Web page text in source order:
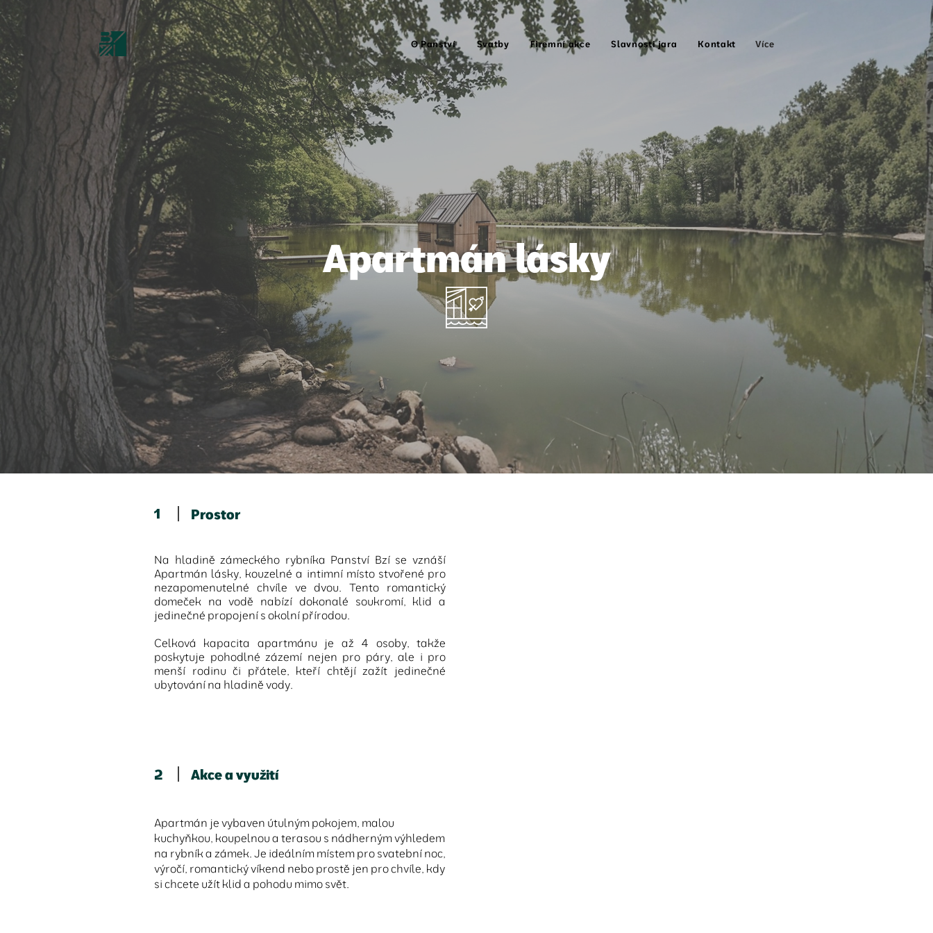
O Panství Svatby Firemní akce Slavnosti jara Kontakt Více
Apartmán lásky
1 Prostor
Na hladině zámeckého rybníka Panství Bzí se vznáší
Apartmán lásky, kouzelné a intimní místo stvořené pro
nezapomenutelné chvíle ve dvou. Tento romantický
domeček na vodě nabízí dokonalé soukromí, klid a
jedinečné propojení s okolní přírodou.
Celková kapacita apartmánu je až 4 osoby, takže
poskytuje pohodlné zázemí nejen pro páry, ale i pro
menší rodinu či přátele, kteří chtějí zažít jedinečné
ubytování na hladině vody.
2 Akce a využití
Apartmán je vybaven útulným pokojem, malou
kuchyňkou, koupelnou a terasou s nádherným výhledem
na rybník a zámek. Je ideálním místem pro svatební noc,
výročí, romantický víkend nebo prostě jen pro chvíle, kdy
si chcete užít klid a pohodu mimo svět.